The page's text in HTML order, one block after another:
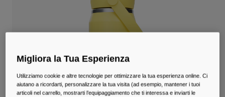
Tazze e Bicchieri
Sacche Idriche
Migliora la Tua Esperienza
Utilizziamo cookie e altre tecnologie per ottimizzare la tua esperienza online. Ci
aiutano a ricordarti, personalizzare la tua visita (ad esempio, mantener i tuoi
articoli nel carrello, mostrarti l’equipaggiamento che ti interessa e inviarti le